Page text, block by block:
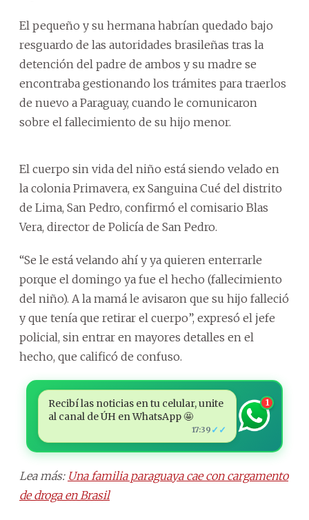
El pequeño y su hermana habrían quedado bajo
resguardo de las autoridades brasileñas tras la
detención del padre de ambos y su madre se
encontraba gestionando los trámites para traerlos
de nuevo a Paraguay, cuando le comunicaron
sobre el fallecimiento de su hijo menor.
El cuerpo sin vida del niño está siendo velado en
la colonia Primavera, ex Sanguina Cué del distrito
de Lima, San Pedro, confirmó el comisario Blas
Vera, director de Policía de San Pedro.
“Se le está velando ahí y ya quieren enterrarle
porque el domingo ya fue el hecho (fallecimiento
del niño). A la mamá le avisaron que su hijo falleció
y que tenía que retirar el cuerpo”, expresó el jefe
policial, sin entrar en mayores detalles en el
hecho, que calificó de confuso.
Recibí las noticias en tu celular, unite
al canal de ÚH en WhatsApp 🤩
17:39 ✓✓
1
Lea más: Una familia paraguaya cae con cargamento
de droga en Brasil